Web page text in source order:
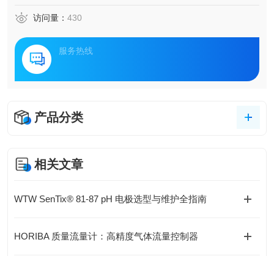
访问量： 430
服务热线
产品分类
相关文章
WTW SenTix® 81-87 pH 电极选型与维护全指南
HORIBA 质量流量计：高精度气体流量控制器